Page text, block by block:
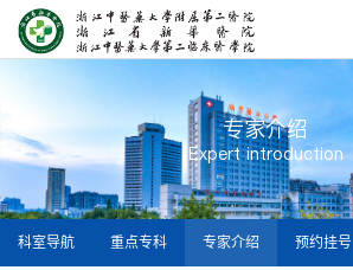
专家介绍
Expert introduction
科室导航 重点专科 专家介绍 预约挂号